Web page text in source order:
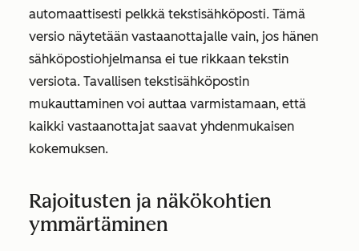
automaattisesti pelkkä tekstisähköposti. Tämä
versio näytetään vastaanottajalle vain, jos hänen
sähköpostiohjelmansa ei tue rikkaan tekstin
versiota. Tavallisen tekstisähköpostin
mukauttaminen voi auttaa varmistamaan, että
kaikki vastaanottajat saavat yhdenmukaisen
kokemuksen.
Rajoitusten ja näkökohtien
ymmärtäminen